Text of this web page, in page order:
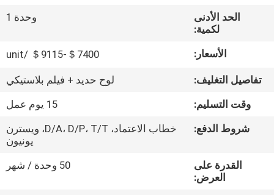
جولة
مراقبة
الجودة
اتصل
الحد الأدنى
لكمية:
وحدة 1
الأسعار: ＄7400-＄9115 /unit
تفاصيل التغليف:
لوح حديد + فيلم بلاستيكي
وقت التسليم:
15 يوم عمل
شروط الدفع:
خطاب الاعتماد، D/A، D/P، T/T، ويسترن
يونيون
القدرة على
العرض:
50 وحدة / شهر